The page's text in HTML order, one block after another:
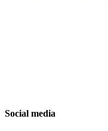
Social media